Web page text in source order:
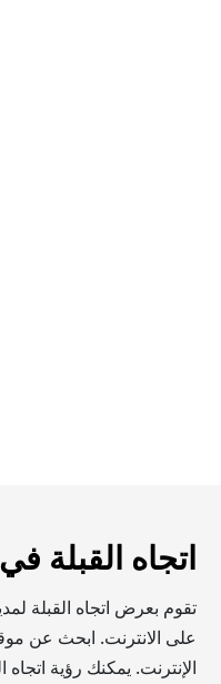
اتجاه القبلة
تقوم بعرض اتجاه القبلة
على الانترنت. ابحث عن
الإنترنت. يمكنك رؤية